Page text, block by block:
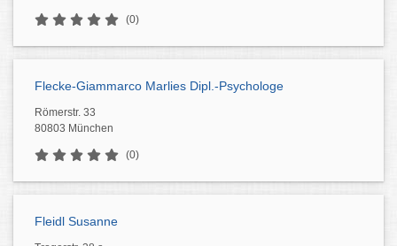
(0)
Flecke-Giammarco Marlies Dipl.-Psychologe
Römerstr. 33
80803 München
(0)
Fleidl Susanne